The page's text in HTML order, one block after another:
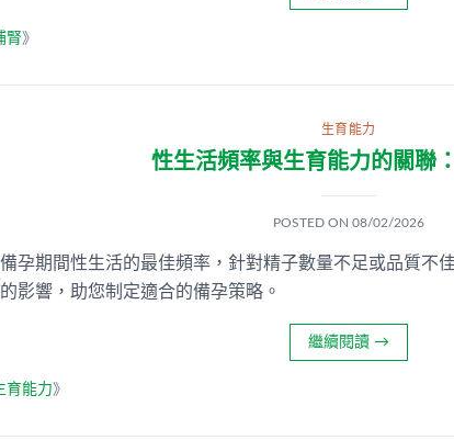
腎》
生育能力
性生活頻率與生育能力的關聯
POSTED ON 08/02/2026
孕期間性生活的最佳頻率，針對精子數量不足或品質不
影響，助您制定適合的備孕策略。
繼續閱讀 →
育能力》